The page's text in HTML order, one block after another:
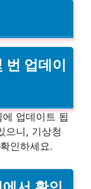
업데이
업데이트 됩
으니, 기상청
인하세요.